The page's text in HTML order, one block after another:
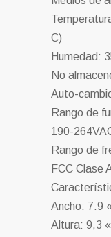
C)
Humedad:
No
Auto-
Rango de
190-
Rango de
FCC Clase
Ancho: 7.9
Altura: 9,3